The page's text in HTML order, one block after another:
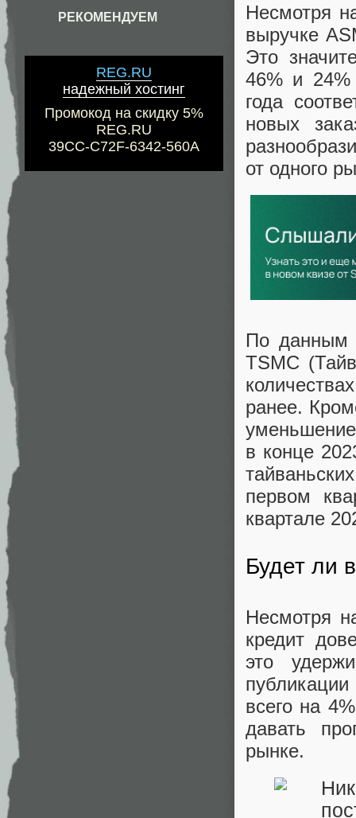
РЕКОМЕНДУЕМ
REG.RU
надежный хостинг
Промокод на скидку 5%
REG.RU
39CC-C72F-6342-560A
Несмотря
выручке
Это
46% и 24%
года
новых
от одного
По данным
TSMC
ранее.
в конце
первом
квартале
Будет ли
Несмотря
кредит
это
всего на
давать
рынке.